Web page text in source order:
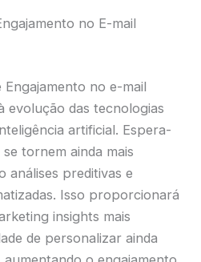
no E-mail
no e-mail
evolução das tecnologias
artificial. Espera-
tornem ainda mais
análises preditivas e
Isso proporcionará
insights mais
de personalizar ainda